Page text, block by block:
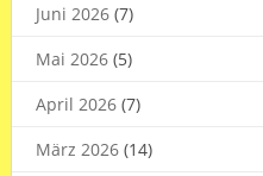
Juni 2026(7)
Mai 2026(5)
April 2026(7)
März 2026(14)